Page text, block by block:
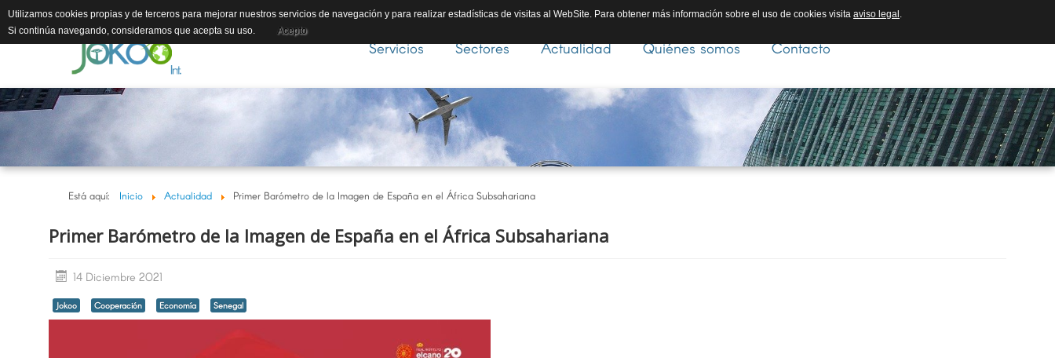
Servicios Sectores Actualidad Quiénes somos Contacto
Está aquí: Inicio Actualidad Primer Barómetro de la Imagen de España en el África Subsahariana
Primer Barómetro de la Imagen de España en el África Subsahariana
14 Diciembre 2021
Jokoo Cooperación Economía Senegal
Utilizamos cookies propias y de terceros para mejorar nuestros servicios de navegación y para realizar estadísticas de visitas al WebSite. Para obtener más información sobre el uso de cookies visita aviso legal .
Si continúa navegando, consideramos que acepta su uso.
Acepto